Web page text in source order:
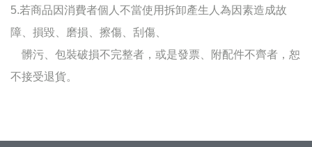
5.若商品因消費者個人不當使用拆卸產生人為因素造成故
障、損毀、磨損、擦傷、刮傷、
髒污、包裝破損不完整者，或是發票、附配件不齊者，恕
不接受退貨。